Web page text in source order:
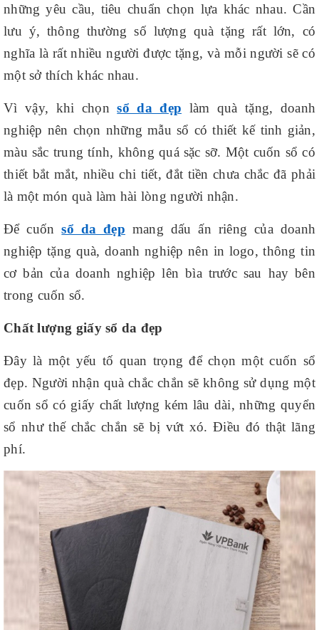
những yêu cầu, tiêu chuẩn chọn lựa khác nhau. Cần
lưu ý, thông thường số lượng quà tặng rất lớn, có
nghĩa là rất nhiều người được tặng, và mỗi người sẽ có
một sở thích khác nhau.
Vì vậy, khi chọnsổ da đẹp làm quà tặng, doanh
nghiệp nên chọn những mẫu sổ có thiết kế tinh giản,
màu sắc trung tính, không quá sặc sỡ. Một cuốn sổ có
thiết bắt mắt, nhiều chi tiết, đắt tiền chưa chắc đã phải
là một món quà làm hài lòng người nhận.
Để cuốnsổ da đẹp mang dấu ấn riêng của doanh
nghiệp tặng quà, doanh nghiệp nên in logo, thông tin
cơ bản của doanh nghiệp lên bìa trước sau hay bên
trong cuốn sổ.
Chất lượng giấy sổ da đẹp
Đây là một yếu tố quan trọng để chọn một cuốn sổ
đẹp. Người nhận quà chắc chắn sẽ không sử dụng một
cuốn sổ có giấy chất lượng kém lâu dài, những quyển
sổ như thế chắc chắn sẽ bị vứt xó. Điều đó thật lãng
phí.